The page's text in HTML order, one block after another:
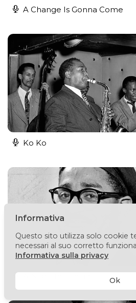
A Change Is Gonna Come
Ko Ko
Informativa
Questo sito utilizza solo cookie
necessari al suo corretto
Informativa sulla privacy
Ok